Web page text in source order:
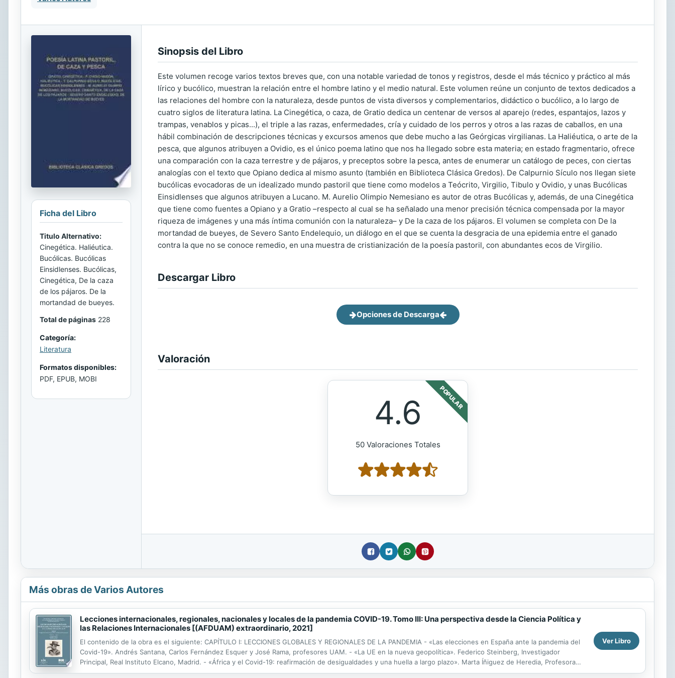
Ficha del Libro
Titulo Alternativo:
Cinegética. Haliéutica.
Bucólicas. Bucólicas
Einsidlenses. Bucólicas,
Cinegética, De la caza
de los pájaros. De la
mortandad de bueyes.
Total de páginas 228
Categoría:
Literatura
Formatos disponibles:
PDF, EPUB, MOBI
Sinopsis del Libro
Este volumen recoge varios textos breves que, con una notable variedad de tonos y registros, desde el más técnico y práctico al más
lírico y bucólico, muestran la relación entre el hombre latino y el medio natural. Este volumen reúne un conjunto de textos dedicados a
las relaciones del hombre con la naturaleza, desde puntos de vista diversos y complementarios, didáctico o bucólico, a lo largo de
cuatro siglos de literatura latina. La Cinegética, o caza, de Gratio dedica un centenar de versos al aparejo (redes, espantajos, lazos y
trampas, venablos y picas...), el triple a las razas, enfermedades, cría y cuidado de los perros y otros a las razas de caballos, en una
hábil combinación de descripciones técnicas y excursos amenos que debe mucho a las Geórgicas virgilianas. La Haliéutica, o arte de la
pesca, que algunos atribuyen a Ovidio, es el único poema latino que nos ha llegado sobre esta materia; en estado fragmentario, ofrece
una comparación con la caza terrestre y de pájaros, y preceptos sobre la pesca, antes de enumerar un catálogo de peces, con ciertas
analogías con el texto que Opiano dedica al mismo asunto (también en Biblioteca Clásica Gredos). De Calpurnio Sículo nos llegan siete
bucólicas evocadoras de un idealizado mundo pastoril que tiene como modelos a Teócrito, Virgilio, Tibulo y Ovidio, y unas Bucólicas
Einsidlenses que algunos atribuyen a Lucano. M. Aurelio Olimpio Nemesiano es autor de otras Bucólicas y, además, de una Cinegética
que tiene como fuentes a Opiano y a Gratio –respecto al cual se ha señalado una menor precisión técnica compensada por la mayor
riqueza de imágenes y una más íntima comunión con la naturaleza– y De la caza de los pájaros. El volumen se completa con De la
mortandad de bueyes, de Severo Santo Endelequio, un diálogo en el que se cuenta la desgracia de una epidemia entre el ganado
contra la que no se conoce remedio, en una muestra de cristianización de la poesía pastoril, con abundantes ecos de Virgilio.
Descargar Libro
Opciones de Descarga
Valoración
POPULAR
4.6
50 Valoraciones Totales
Más obras de Varios Autores
Lecciones internacionales, regionales, nacionales y locales de la pandemia COVID-19. Tomo III: Una perspectiva desde la Ciencia Política y
las Relaciones Internacionales [(AFDUAM) extraordinario, 2021]
El contenido de la obra es el siguiente: CAPÍTULO I: LECCIONES GLOBALES Y REGIONALES DE LA PANDEMIA - «Las elecciones en España ante la pandemia del
Covid-19». Andrés Santana, Carlos Fernández Esquer y José Rama, profesores UAM. - «La UE en la nueva geopolítica». Federico Steinberg, Investigador
Principal, Real Instituto Elcano, Madrid. - «África y el Covid-19: reafirmación de desigualdades y una huella a largo plazo». Marta Íñiguez de Heredia, Profesora
UAM. - «La gobernanza regional del Covid-19 en la Unión Europea y América Latina y el Caribe». Susanne Gratius,...
Ver Libro